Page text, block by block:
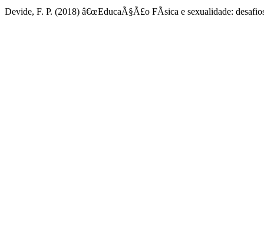
Devide, F. P. (2018) â€œEducaÃ§Ã£o FÃ­sica e sexualidade: